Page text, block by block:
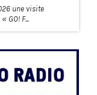
une visite
GO! F...